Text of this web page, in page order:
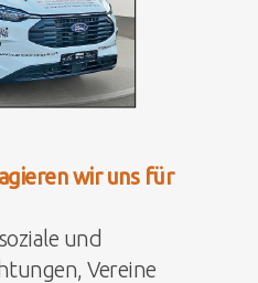
wir uns für
und
Vereine